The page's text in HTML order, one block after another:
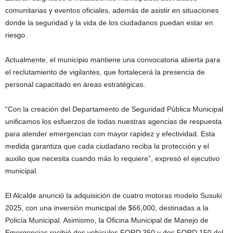
comunitarias y eventos oficiales, además de asistir en situaciones
donde la seguridad y la vida de los ciudadanos puedan estar en
riesgo.
Actualmente, el municipio mantiene una convocatoria abierta para
el reclutamiento de vigilantes, que fortalecerá la presencia de
personal capacitado en áreas estratégicas.
“Con la creación del Departamento de Seguridad Pública Municipal
unificamos los esfuerzos de todas nuestras agencias de respuesta
para atender emergencias con mayor rapidez y efectividad. Esta
medida garantiza que cada ciudadano reciba la protección y el
auxilio que necesita cuando más lo requiere”, expresó el ejecutivo
municipal.
El Alcalde anunció la adquisición de cuatro motoras modelo Susuki
2025, con una inversión municipal de $66,000, destinadas a la
Policía Municipal. Asimismo, la Oficina Municipal de Manejo de